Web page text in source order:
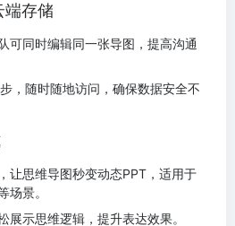
存储
可同时编辑同一张导图，提高沟通
，随时随地访问，确保数据安全不
让思维导图秒变动态PPT，适用于
场景。
展示思维逻辑，提升表达效果。